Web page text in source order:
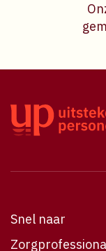
Snel naar